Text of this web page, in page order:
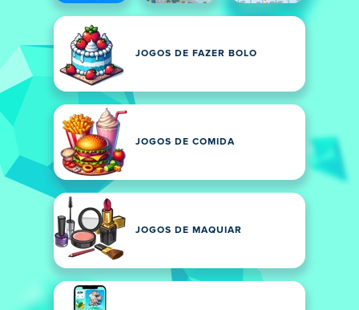
JOGOS DE FAZER BOLO
JOGOS DE COMIDA
JOGOS DE MAQUIAR